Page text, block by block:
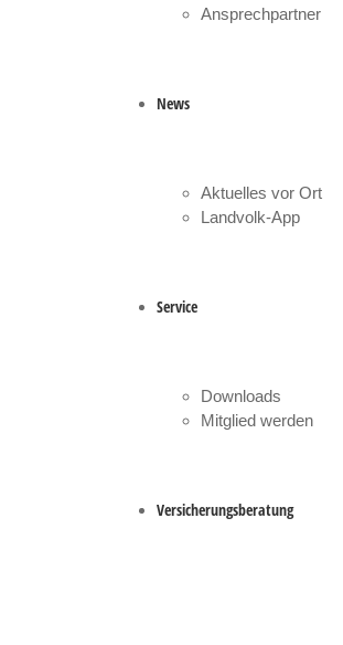
Ansprechpartner
News
Aktuelles vor Ort
Landvolk-App
Service
Downloads
Mitglied werden
Versicherungsberatung